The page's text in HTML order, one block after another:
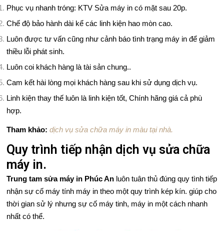
Phục vụ nhanh tróng: KTV Sửa máy in có mặt sau 20p.
Chế độ bảo hành dài kể các linh kiện hao mòn cao.
Luôn được tư vấn cũng như cảnh báo tình trạng máy in để giảm
thiều lỗi phát sinh.
Luôn coi khách hàng là tài sản chung..
Cam kết hài lòng mọi khách hàng sau khi sử dụng dịch vụ.
Linh kiện thay thế luôn là linh kiện tốt, Chính hãng giá cả phù
hợp.
Tham khảo: dịch vụ sửa chữa máy in màu tại nhà.
Quy trình tiếp nhận dịch vụ sửa chữa
máy in.
Trung tam sửa máy in Phúc An luôn tuân thủ đúng quy tình tiếp
nhận sự cố máy tính máy in theo một quy trình kép kín. giúp cho
thời gian sử lý nhưng sự cố máy tinh, máy in một cách nhanh
nhất có thể.